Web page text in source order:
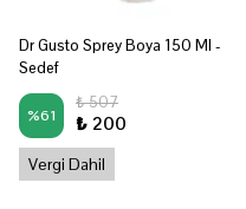
Dr Gusto Sprey Boya 150 Ml -
Sedef
%61
₺ 507
₺ 200
Vergi Dahil